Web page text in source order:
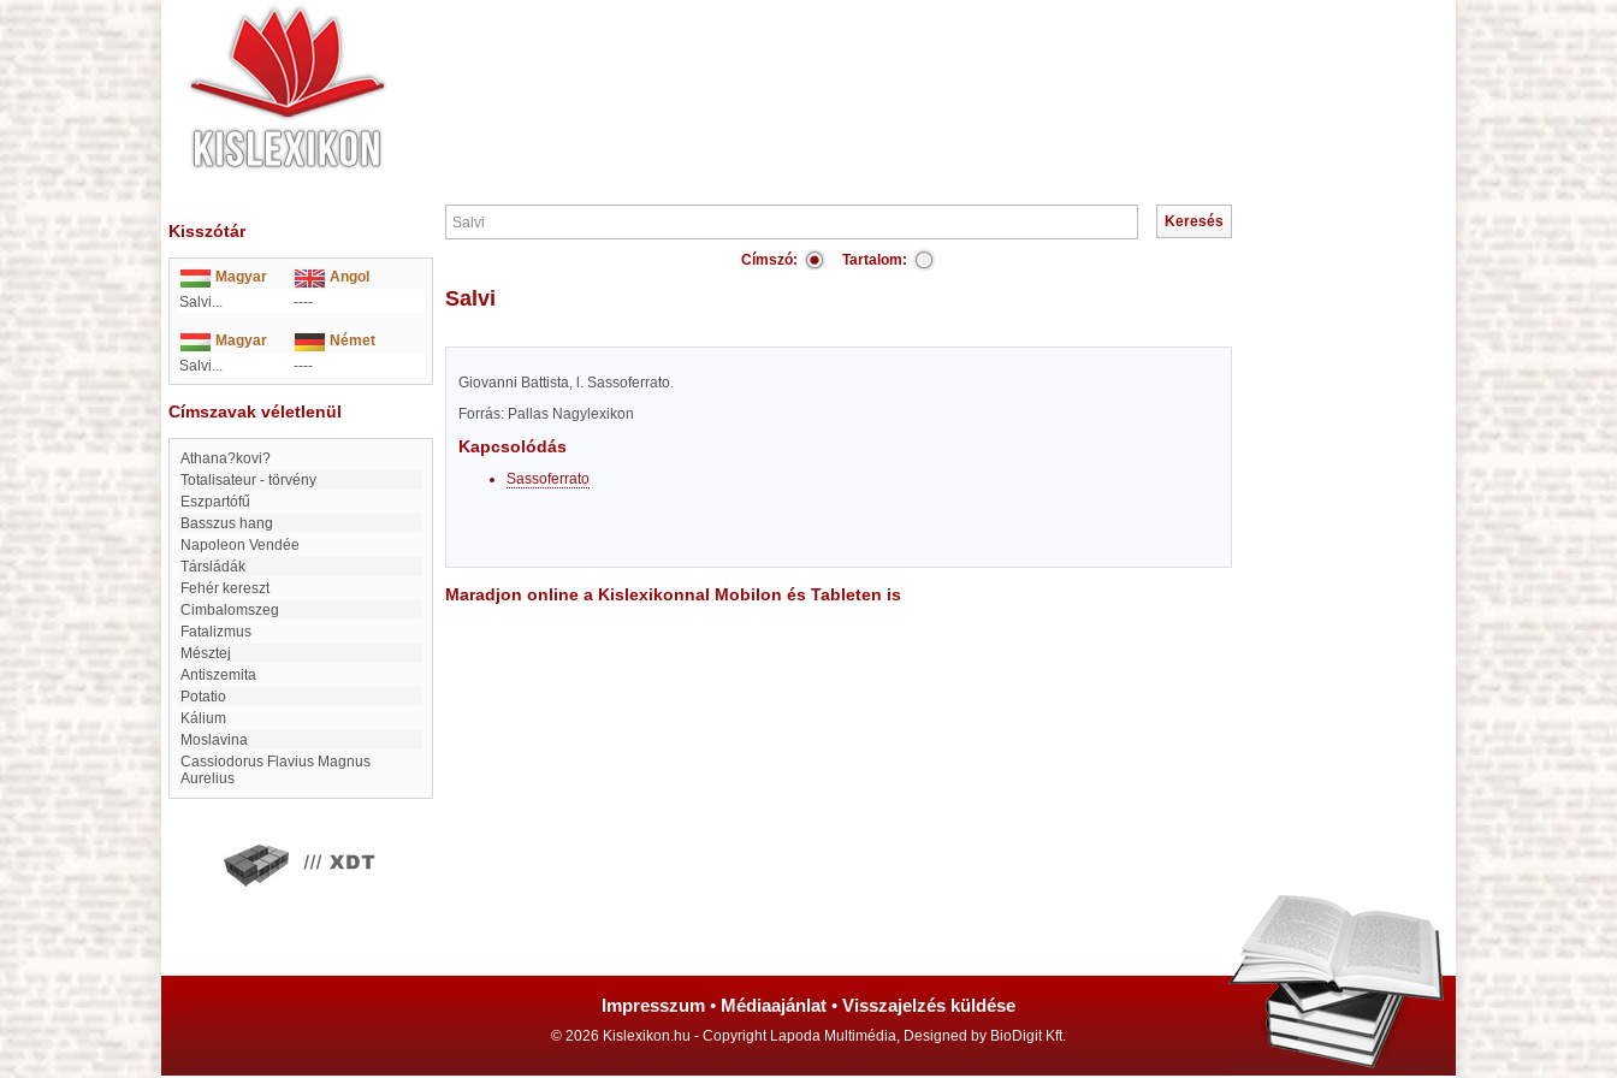
Kisszótár
Magyar
Angol
Salvi...
----
Magyar
Német
Salvi...
----
Címszavak véletlenül
Athana?kovi?
Totalisateur - törvény
eszpartófű
Basszus hang
Napoleon Vendée
Társládák
Fehér kereszt
Cimbalomszeg
fatalizmus
Mésztej
Antiszemita
Potatio
kálium
Moslavina
Cassiodorus Flavius Magnus
Aurelius
Címszó: Tartalom:
Salvi
Giovanni Battista, l. Sassoferrato.
Forrás: Pallas Nagylexikon
Kapcsolódás
Sassoferrato
Maradjon online a Kislexikonnal Mobilon és Tableten is
Impresszum • Médiaajánlat • Visszajelzés küldése
© 2026 Kislexikon.hu - Copyright Lapoda Multimédia, Designed by BioDigit Kft.